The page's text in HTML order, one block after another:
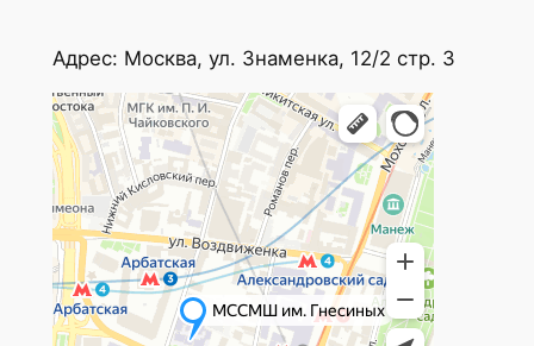
Адрес: Москва, ул. Знаменка, 12/2 стр. 3